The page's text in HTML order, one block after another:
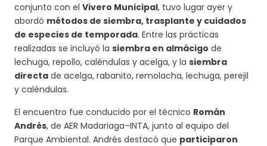
conjunto con el Vivero Municipal, tuvo lugar ayer y
abordó métodos de siembra, trasplante y cuidados
de especies de temporada. Entre las prácticas
realizadas se incluyó la siembra en almácigo de
lechuga, repollo, caléndulas y acelga, y la siembra
directa de acelga, rabanito, remolacha, lechuga, perejil
y caléndulas.
El encuentro fue conducido por el técnico Román
Andrés, de AER Madariaga–INTA, junto al equipo del
Parque Ambiental. Andrés destacó que participaron